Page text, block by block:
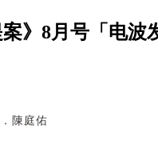
》8月号「电波
陳庭佑